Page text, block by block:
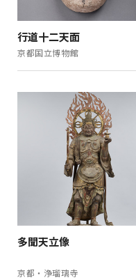
行道十二天面
京都国立博物館
多聞天立像
京都・浄瑠璃寺